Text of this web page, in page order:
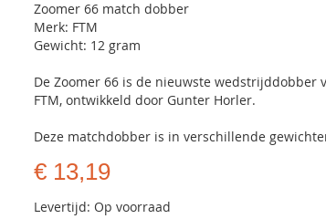
Zoomer 66 match dobber
Merk: FTM
Gewicht: 12 gram
De Zoomer 66 is de nieuwste wedstrijddobber
FTM, ontwikkeld door Gunter Horler.
Deze matchdobber is in verschillende
€ 13,19
Levertijd: Op voorraad